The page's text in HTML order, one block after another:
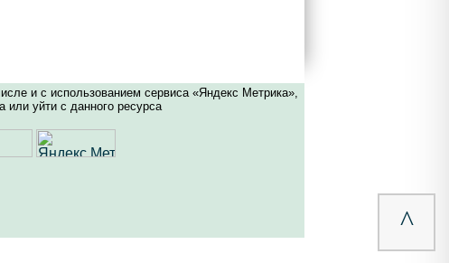
и с использованием сервиса «Яндекс Метрика»,
или уйти с данного ресурса
^